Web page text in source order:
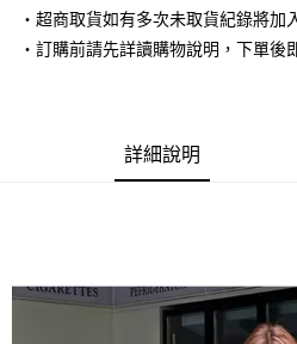
Apple Pay
街口支付
便利好安心！
１．簡單：不需註冊會員、不需綁卡、不
２．便利：只要手機號碼，簡訊認證，即
‧超商取貨如有多次未取貨紀錄將加
‧訂購前請先詳讀購物說明，下單後
詳細說明